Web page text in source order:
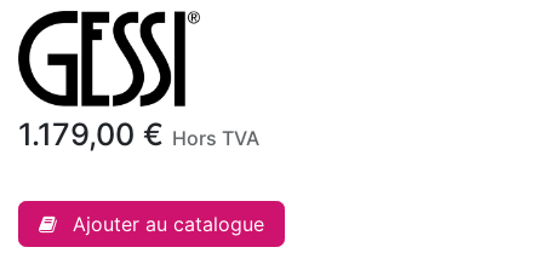
1.179,00 € Hors TVA
Ajouter au catalogue